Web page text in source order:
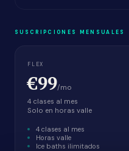
SUSCRIPCIONES MENSUALES
FLEX
€99/mo
4 clases al mes
Solo en horas valle
4 clases al mes
Horas valle
Ice baths ilimitados